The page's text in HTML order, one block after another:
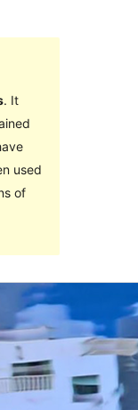
. It
used
of